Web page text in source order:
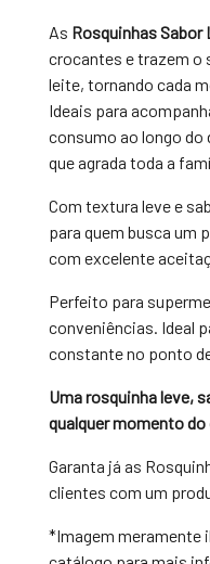
As Rosquinhas Sabor
crocantes e trazem o
leite, tornando cada
Ideais para
consumo ao longo do
que agrada toda a
Com textura leve e
para quem busca um
com excelente
Perfeito para
conveniências. Ideal
constante no ponto
Uma rosquinha leve,
qualquer momento do
Garanta já as
clientes com um
*Imagem meramente